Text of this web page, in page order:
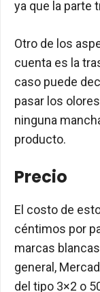
ya que la parte
Otro de los
cuenta es la
caso puede
pasar los
ninguna
producto.
Precio
El costo de
céntimos por
marcas
general,
del tipo 3×2 o